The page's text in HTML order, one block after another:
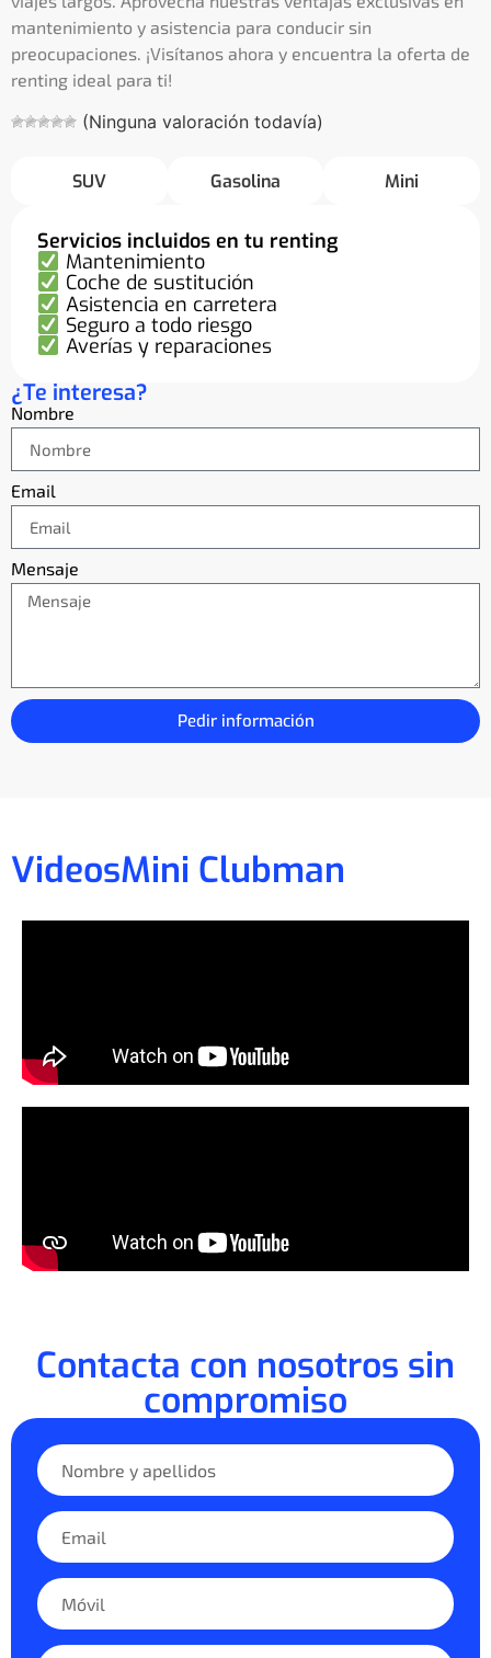
mantenimiento y asistencia para conducir sin
preocupaciones. ¡Visítanos ahora y encuentra la oferta de
renting ideal para ti!
(Ninguna valoración todavía)
SUV Gasolina Mini
Servicios incluidos en tu renting
Mantenimiento
Coche de sustitución
Asistencia en carretera
Seguro a todo riesgo
Averías y reparaciones
¿Te interesa?
Nombre
Email
Mensaje
Pedir información
VideosMini Clubman
Contacta con nosotros sin
compromiso